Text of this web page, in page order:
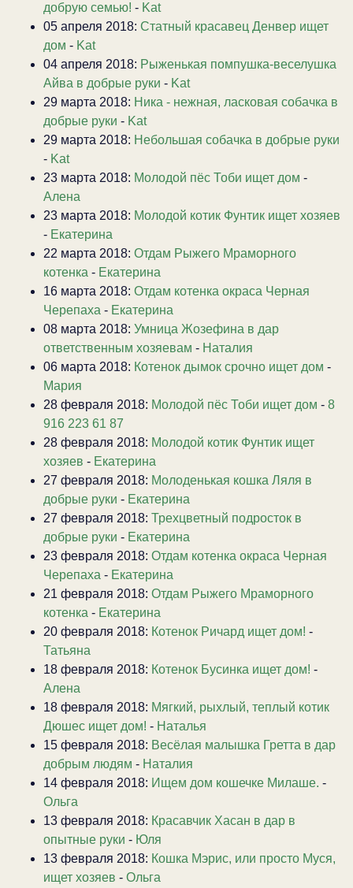
добрую семью! - Kat
05 апреля 2018: Статный красавец Денвер ищет
дом - Kat
04 апреля 2018: Рыженькая помпушка-веселушка
Айва в добрые руки - Kat
29 марта 2018: Ника - нежная, ласковая собачка в
добрые руки - Kat
29 марта 2018: Небольшая собачка в добрые руки
- Kat
23 марта 2018: Молодой пёс Тоби ищет дом -
Алена
23 марта 2018: Молодой котик Фунтик ищет хозяев
- Екатерина
22 марта 2018: Отдам Рыжего Мраморного
котенка - Екатерина
16 марта 2018: Отдам котенка окраса Черная
Черепаха - Екатерина
08 марта 2018: Умница Жозефина в дар
ответственным хозяевам - Наталия
06 марта 2018: Котенок дымок срочно ищет дом -
Мария
28 февраля 2018: Молодой пёс Тоби ищет дом - 8
916 223 61 87
28 февраля 2018: Молодой котик Фунтик ищет
хозяев - Екатерина
27 февраля 2018: Молоденькая кошка Ляля в
добрые руки - Екатерина
27 февраля 2018: Трехцветный подросток в
добрые руки - Екатерина
23 февраля 2018: Отдам котенка окраса Черная
Черепаха - Екатерина
21 февраля 2018: Отдам Рыжего Мраморного
котенка - Екатерина
20 февраля 2018: Котенок Ричард ищет дом! -
Татьяна
18 февраля 2018: Котенок Бусинка ищет дом! -
Алена
18 февраля 2018: Мягкий, рыхлый, теплый котик
Дюшес ищет дом! - Наталья
15 февраля 2018: Весёлая малышка Гретта в дар
добрым людям - Наталия
14 февраля 2018: Ищем дом кошечке Милаше. -
Ольга
13 февраля 2018: Красавчик Хасан в дар в
опытные руки - Юля
13 февраля 2018: Кошка Мэрис, или просто Муся,
ищет хозяев - Ольга